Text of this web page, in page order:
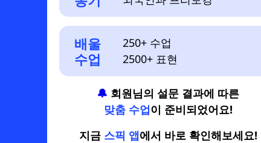
배울
수업
250+ 수업
2500+ 표현
🔔 회원님의 설문 결과에 따른
맞춤 수업이 준비되었어요!
지금 스픽 앱에서 바로 확인해보세요!